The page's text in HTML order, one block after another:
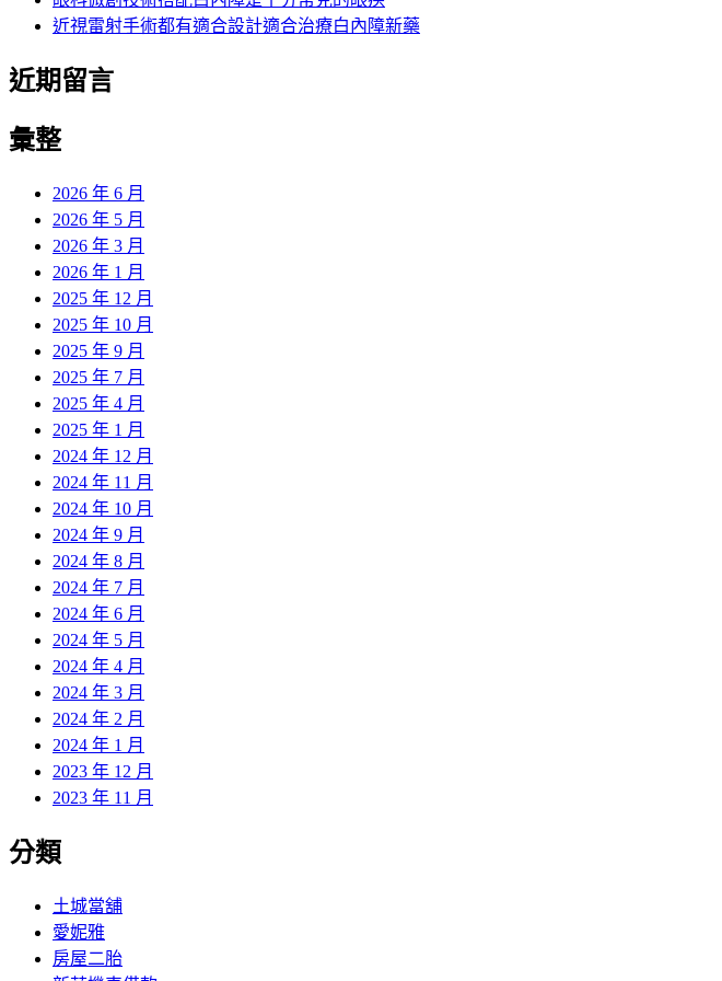
近視雷射手術都有適合設計適合治療白內障新藥
近期留言
彙整
2026 年 6 月
2026 年 5 月
2026 年 3 月
2026 年 1 月
2025 年 12 月
2025 年 10 月
2025 年 9 月
2025 年 7 月
2025 年 4 月
2025 年 1 月
2024 年 12 月
2024 年 11 月
2024 年 10 月
2024 年 9 月
2024 年 8 月
2024 年 7 月
2024 年 6 月
2024 年 5 月
2024 年 4 月
2024 年 3 月
2024 年 2 月
2024 年 1 月
2023 年 12 月
2023 年 11 月
分類
土城當舖
愛妮雅
房屋二胎